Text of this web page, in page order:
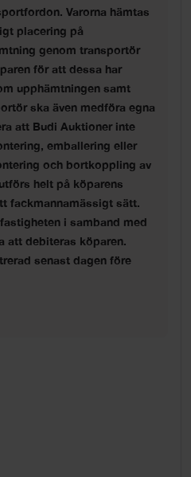
Varorna hämtas
placering på
genom transportör
för att dessa har
upphämtningen samt
ska även medföra egna
att Budi Auktioner inte
emballering eller
och bortkoppling av
helt på köparens
fackmannamässigt sätt.
i samband med
att debiteras köparen.
senast dagen före